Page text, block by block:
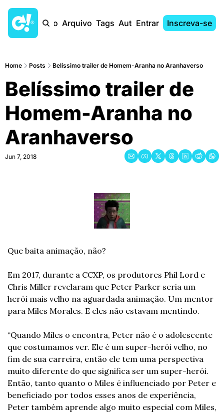
Início Arquivo Tags AutoresEntrar Inscreva-se
Home Posts Belíssimo trailer de Homem-Aranha no Aranhaverso
Belíssimo trailer de
Homem-Aranha no
Aranhaverso
Jun 7, 2018
Que baita animação, não?
Em 2017, durante a CCXP, os produtores Phil Lord e
Chris Miller revelaram que Peter Parker seria um
herói mais velho na aguardada animação. Um mentor
para Miles Morales. E eles não estavam mentindo.
“Quando Miles o encontra, Peter não é o adolescente
que costumamos ver. Ele é um super-herói velho, no
fim de sua carreira, então ele tem uma perspectiva
muito diferente do que significa ser um super-herói.
Então, tanto quanto o Miles é influenciado por Peter e
beneficiado por todos esses anos de experiência,
Peter também aprende algo muito especial com Miles,